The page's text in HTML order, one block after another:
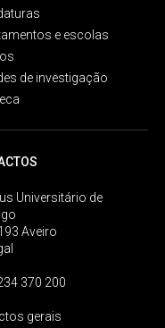
e escolas
de investigação
Universitário de
Aveiro
370 200
gerais